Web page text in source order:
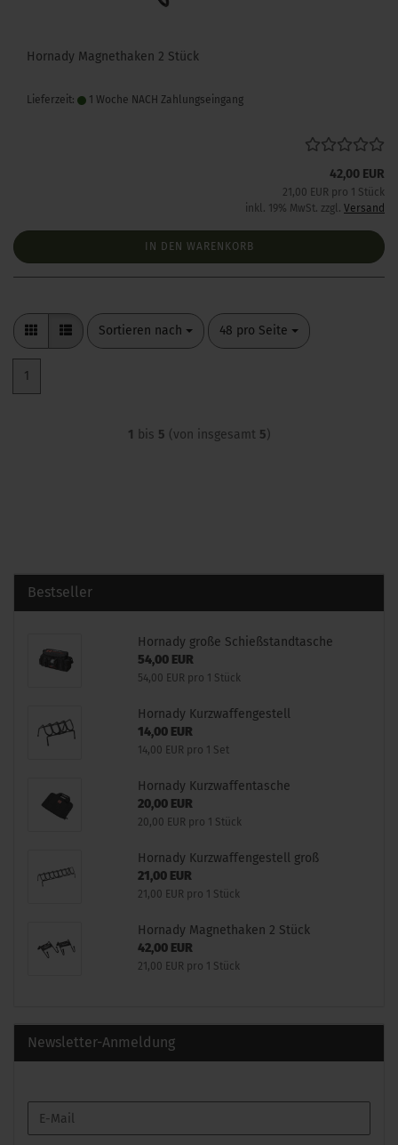
Hornady Magnethaken 2 Stück
Lieferzeit: 1 Woche NACH Zahlungseingang
42,00 EUR
21,00 EUR pro 1 Stück
inkl. 19% MwSt. zzgl. Versand
IN DEN WARENKORB
Sortieren nach
Sortieren nach 48 pro Seite
pro Seite
1
1 bis 5 (von insgesamt 5)
Bestseller
Hornady große Schießstandtasche
54,00 EUR
54,00 EUR pro 1 Stück
Hornady Kurzwaffengestell
14,00 EUR
14,00 EUR pro 1 Set
Hornady Kurzwaffentasche
20,00 EUR
20,00 EUR pro 1 Stück
Hornady Kurzwaffengestell groß
21,00 EUR
21,00 EUR pro 1 Stück
Hornady Magnethaken 2 Stück
42,00 EUR
21,00 EUR pro 1 Stück
Newsletter-Anmeldung
ZUR
E-
Mail